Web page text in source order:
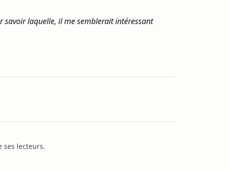
savoir laquelle, il me semblerait intéressant
ses lecteurs.